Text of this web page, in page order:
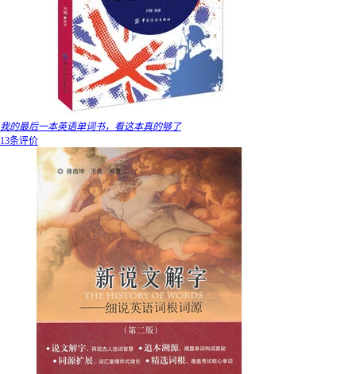
我的最后一本英语单词书，看这本真的够了
13条评价